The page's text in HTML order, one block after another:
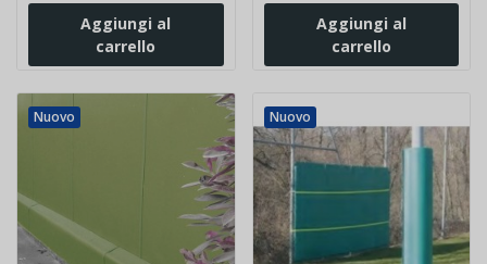
Aggiungi al
carrello
Aggiungi al
carrello
Nuovo Nuovo